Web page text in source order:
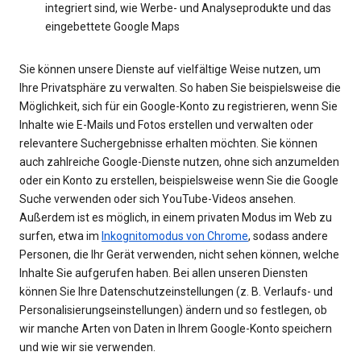
integriert sind, wie Werbe- und Analyseprodukte und das
eingebettete Google Maps
Sie können unsere Dienste auf vielfältige Weise nutzen, um
Ihre Privatsphäre zu verwalten. So haben Sie beispielsweise die
Möglichkeit, sich für ein Google-Konto zu registrieren, wenn Sie
Inhalte wie E-Mails und Fotos erstellen und verwalten oder
relevantere Suchergebnisse erhalten möchten. Sie können
auch zahlreiche Google-Dienste nutzen, ohne sich anzumelden
oder ein Konto zu erstellen, beispielsweise wenn Sie die Google
Suche verwenden oder sich YouTube-Videos ansehen.
Außerdem ist es möglich, in einem privaten Modus im Web zu
surfen, etwa im Inkognitomodus von Chrome, sodass andere
Personen, die Ihr Gerät verwenden, nicht sehen können, welche
Inhalte Sie aufgerufen haben. Bei allen unseren Diensten
können Sie Ihre Datenschutzeinstellungen (z. B. Verlaufs- und
Personalisierungseinstellungen) ändern und so festlegen, ob
wir manche Arten von Daten in Ihrem Google-Konto speichern
und wie wir sie verwenden.